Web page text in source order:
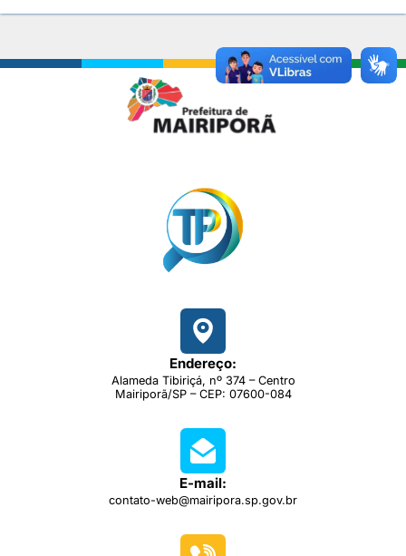
Endereço:
Alameda Tibiriçá, nº 374 – Centro
Mairiporã/SP – CEP: 07600-084
E-mail:
contato-web@mairipora.sp.gov.br